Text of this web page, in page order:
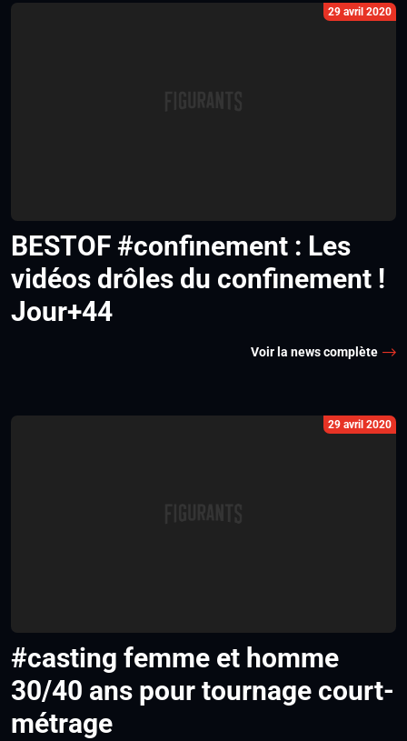
29 avril 2020
BESTOF #confinement : Les
vidéos drôles du confinement !
Jour+44
Voir la news complète
29 avril 2020
#casting femme et homme
30/40 ans pour tournage court-
métrage